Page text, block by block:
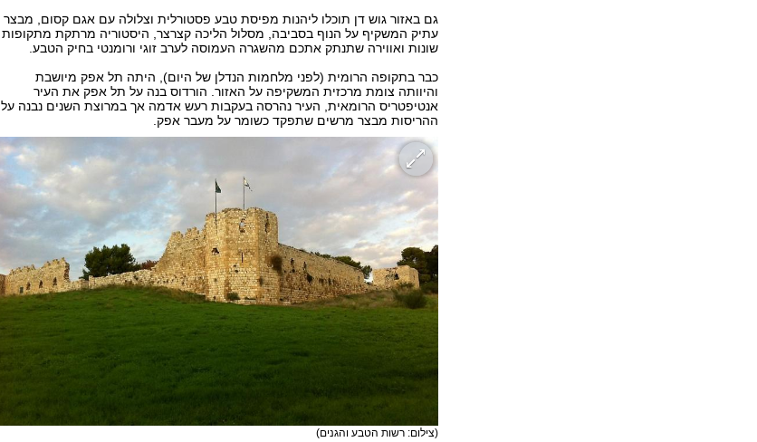
גם באזור גוש דן תוכלו ליהנות מפיסת טבע פסטורלית וצלולה עם אגם קסום, מבצר
עתיק המשקיף על הנוף בסביבה, מסלול הליכה קצרצר, היסטוריה מרתקת מתקופות
שונות ואווירה שתנתק אתכם מהשגרה העמוסה לערב זוגי ורומנטי בחיק הטבע.
כבר בתקופה הרומית (לפני מלחמות הנדלן של היום), היתה תל אפק מיושבת
והיוותה צומת מרכזית המשקיפה על האזור. הורדוס בנה על תל אפק את העיר
אנטיפטריס הרומאית, העיר נהרסה בעקבות רעש אדמה אך במרוצת השנים נבנה על
ההריסות מבצר מרשים שתפקד כשומר על מעבר אפק.
(צילום: רשות הטבע והגנים)